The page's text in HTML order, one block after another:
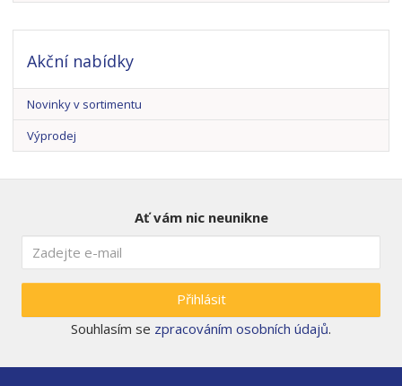
Akční nabídky
Novinky v sortimentu
Výprodej
Ať vám nic neunikne
Přihlásit
Souhlasím se zpracováním osobních údajů.